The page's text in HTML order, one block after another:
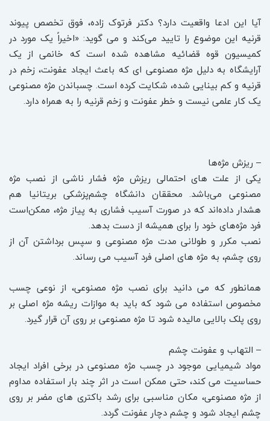
آیا این ادعا واقعیت دارد؟ دکتر فرتوک زاده، فوق تخصص پیوند
قرنیه این موضوع را تایید می‌کند و می گوید: «اخیراً یک مورد در
کمیسیون قوه قضائیه مشاهده شده است که خانمی از یک
آرایشگاه به دلیل مژه مصنوعی ای که باعث ایجاد عفونت، زخم در
قرنیه و کم بینایی شده، شکایت کرده است. چسباندن مژه مصنوعی
یک کار علمی نیست و خطر عفونت و زخم قرنیه را به همراه دارد.
– ریزش مژه‌ها
یکی از علت های احتمالی ریزش مژه فشار ناشی از نصب مژه
مصنوعی می‌باشد. محققان دانشگاه چشم‌پزشکی بریتانیا هم
هشدار داده‌اند که در صورت آسیب فشاری به پیاز مژه، ممکن‌است
فرد مژه‌های خود را برای همیشه از دست بدهد.
نصب مکرر و طولانی مدت مژه مصنوعی و سپس برداشتن آن از
روی چشم، به مژه های اصلی فرد آسیب می رساند.
همانطور که می دانید برای نصب مژه مصنوعی، از نوعی چسب
مخصوص استفاده می شود که باید به موازات ریشه مژه اصلی بر
روی پلک بالایی مالیده شود تا مژه مصنوعی بر روی آن قرار گیرد.
– التهاب و عفونت چشم
مواد شیمیایی موجود در چسب مژه مصنوعی در برخی افراد ایجاد
حساسیت می کند، حتی ممکن است در اثر چند بار استفاده مداوم
از مژه مصنوعی، مکان مناسبی برای رشد باکتری های مضر بر روی
چشم ایجاد شود و چشم دچار عفونت گردد.